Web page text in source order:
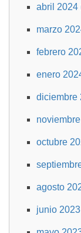
abril 2024
marzo
febrero
enero
diciembre
octubre
agosto
junio